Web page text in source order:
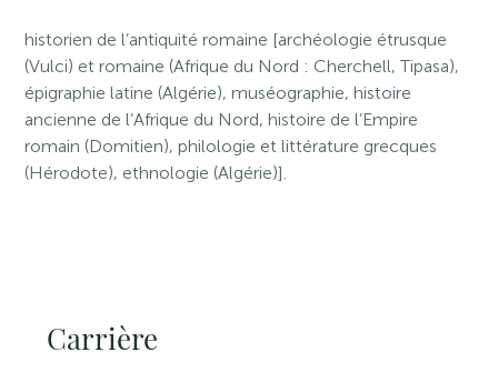
historien de l’antiquité romaine [archéologie étrusque
(Vulci) et romaine (Afrique du Nord : Cherchell, Tipasa),
épigraphie latine (Algérie), muséographie, histoire
ancienne de l’Afrique du Nord, histoire de l’Empire
romain (Domitien), philologie et littérature grecques
(Hérodote), ethnologie (Algérie)].
Carrière